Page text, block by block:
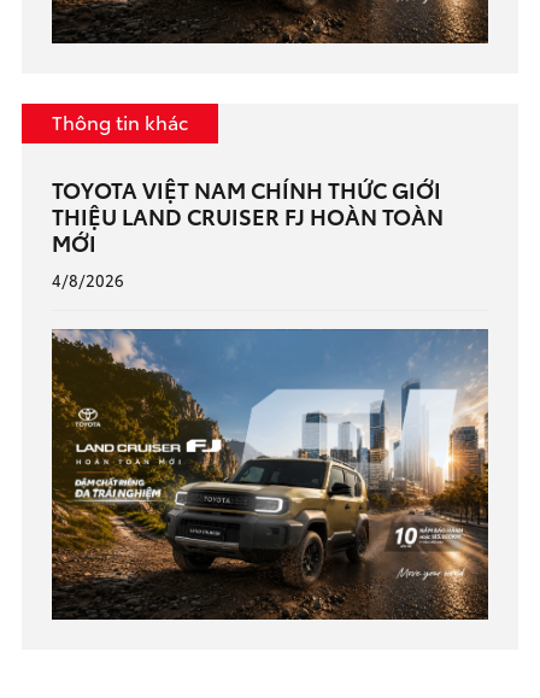
Thông tin khác
TOYOTA VIỆT NAM CHÍNH THỨC GIỚI
THIỆU LAND CRUISER FJ HOÀN TOÀN
MỚI
4/8/2026